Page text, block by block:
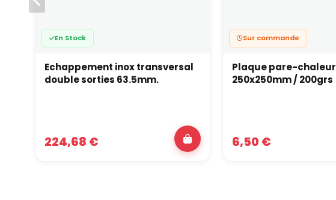
En Stock
Echappement inox transversal
double sorties 63.5mm.
224,68 €
Sur commande
Plaque pare-chaleur
250x250mm / 200grs
6,50 €